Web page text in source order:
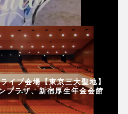
イブ会場【東京三大聖地】
プラザ、新宿厚生年金会館